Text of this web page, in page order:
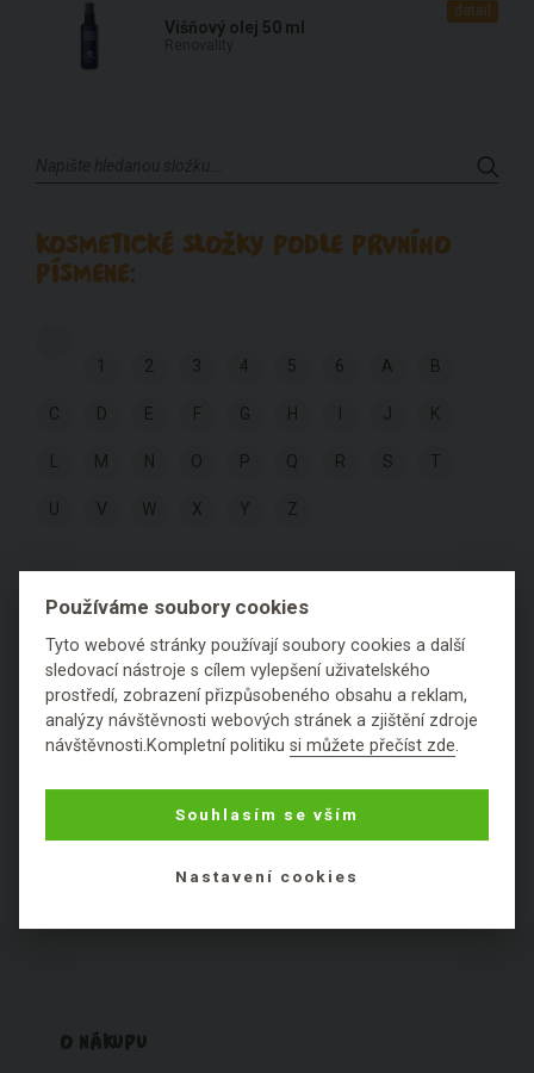
Višňový olej 50 ml
detail
KOSMETICKÉ SLOŽKY PODLE PRVNÍHO
PÍSMENE:
1 2 3 4 5 6 A B
C D E F G H I J K
L M N O P Q R S T
U V W X Y Z
KOSMETICKÉ SLOŽKY PODLE
Výborné Fajn Ok Špatné Fuj
Nezařaditelné látky
O NÁKUPU
Používáme soubory cookies
Tyto webové stránky používají soubory cookies a další
sledovací nástroje s cílem vylepšení uživatelského
prostředí, zobrazení přizpůsobeného obsahu a reklam,
analýzy návštěvnosti webových stránek a zjištění zdroje
návštěvnosti.Kompletní politikusi můžete přečíst zde.
Souhlasím se vším
Nastavení cookies